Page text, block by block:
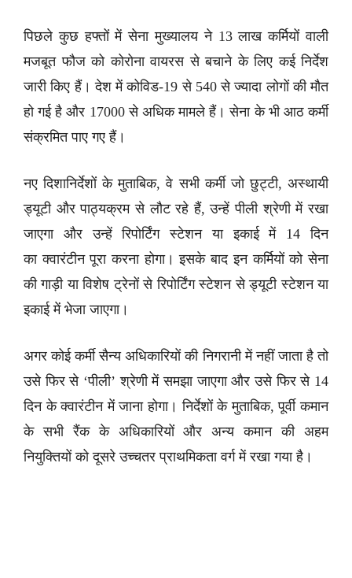
पिछले कुछ हफ्तों में सेना मुख्यालय ने 13 लाख कर्मियों वाली
मजबूत फौज को कोरोना वायरस से बचाने के लिए कई निर्देश
जारी किए हैं। देश में कोविड-19 से 540 से ज्यादा लोगों की मौत
हो गई है और 17000 से अधिक मामले हैं। सेना के भी आठ कर्मी
संक्रमित पाए गए हैं।
नए दिशानिर्देशों के मुताबिक, वे सभी कर्मी जो छुट्टी, अस्थायी
ड्यूटी और पाठ्यक्रम से लौट रहे हैं, उन्हें पीली श्रेणी में रखा
जाएगा और उन्हें रिपोर्टिंग स्टेशन या इकाई में 14 दिन
का क्वारंटीन पूरा करना होगा। इसके बाद इन कर्मियों को सेना
की गाड़ी या विशेष ट्रेनों से रिपोर्टिंग स्टेशन से ड्यूटी स्टेशन या
इकाई में भेजा जाएगा।
अगर कोई कर्मी सैन्य अधिकारियों की निगरानी में नहीं जाता है तो
उसे फिर से ‘पीली’ श्रेणी में समझा जाएगा और उसे फिर से 14
दिन के क्वारंटीन में जाना होगा। निर्देशों के मुताबिक, पूर्वी कमान
के सभी रैंक के अधिकारियों और अन्य कमान की अहम
नियुक्तियों को दूसरे उच्चतर प्राथमिकता वर्ग में रखा गया है।